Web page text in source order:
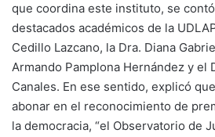
que coordina este instituto, se
destacados académicos de la
Cedillo Lazcano, la Dra. Diana
Armando Pamplona Hernández y el
Canales. En ese sentido, explicó
abonar en el reconocimiento de
la democracia, “el Observatorio de